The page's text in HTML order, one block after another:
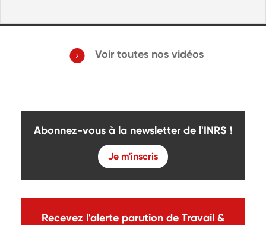
Voir toutes nos vidéos
Abonnez-vous à la newsletter de l'INRS !
Je m'inscris
Recevez l'alerte parution de Travail &